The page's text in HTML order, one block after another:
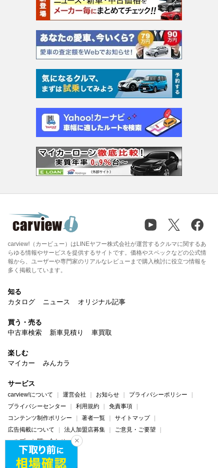
carview!（カービュー）はLINEヤフー株式会社が運営するクルマに関するあ
らゆる情報やサービスを提供するサイトです。価格やスペックなどの公式情
報から、ユーザーや専門家のリアルなレビューまで購入検討に役立つ情報を
多く掲載しています。
知る
カタログ
ニュース オリジナル記事
買う・売る
中古車検索
新車見積り 車買取
楽しむ
マイカー
みんカラ
サービス
carview!について 運営会社 お知らせ
プライバシーポリシー
プライバシーセンター
利用規約
免責事項
コンテンツ制作ポリシー
著者一覧
サイトマップ
広告掲載について
法人加盟店募集
ご意見・ご要望
ヘルプ・お問い合わせ
carview! Yahoo! JAPAN